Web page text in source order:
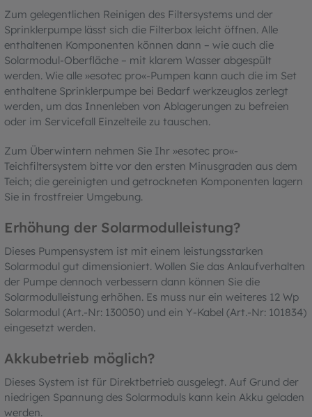
Zum gelegentlichen Reinigen des Filtersystems und der
Sprinklerpumpe lässt sich die Filterbox leicht öffnen. Alle
enthaltenen Komponenten können dann – wie auch die
Solarmodul-Oberfläche – mit klarem Wasser abgespült
werden. Wie alle »esotec pro«-Pumpen kann auch die im Set
enthaltene Sprinklerpumpe bei Bedarf werkzeuglos zerlegt
werden, um das Innenleben von Ablagerungen zu befreien
oder im Servicefall Einzelteile zu tauschen.
Zum Überwintern nehmen Sie Ihr »esotec pro«-
Teichfiltersystem bitte vor den ersten Minusgraden aus dem
Teich; die gereinigten und getrockneten Komponenten lagern
Sie in frostfreier Umgebung.
Erhöhung der Solarmodulleistung?
Dieses Pumpensystem ist mit einem leistungsstarken
Solarmodul gut dimensioniert. Wollen Sie das Anlaufverhalten
der Pumpe dennoch verbessern dann können Sie die
Solarmodulleistung erhöhen. Es muss nur ein weiteres 12 Wp
Solarmodul (Art.-Nr: 130050) und ein Y-Kabel (Art.-Nr: 101834)
eingesetzt werden.
Akkubetrieb möglich?
Dieses System ist für Direktbetrieb ausgelegt. Auf Grund der
niedrigen Spannung des Solarmoduls kann kein Akku geladen
werden.